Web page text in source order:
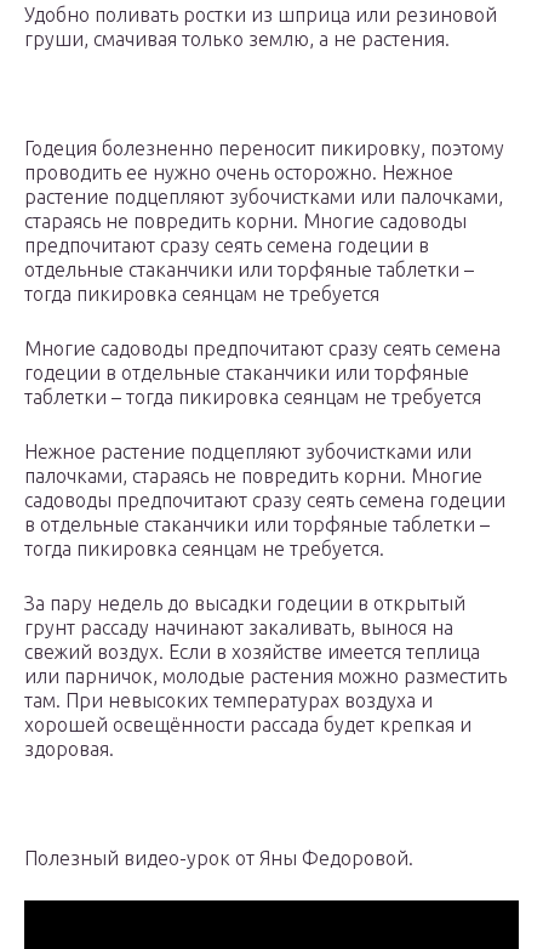
Удобно поливать ростки из шприца или резиновой
груши, смачивая только землю, а не растения.
Годеция болезненно переносит пикировку, поэтому
проводить ее нужно очень осторожно. Нежное
растение подцепляют зубочистками или палочками,
стараясь не повредить корни. Многие садоводы
предпочитают сразу сеять семена годеции в
отдельные стаканчики или торфяные таблетки –
тогда пикировка сеянцам не требуется
Многие садоводы предпочитают сразу сеять семена
годеции в отдельные стаканчики или торфяные
таблетки – тогда пикировка сеянцам не требуется
Нежное растение подцепляют зубочистками или
палочками, стараясь не повредить корни. Многие
садоводы предпочитают сразу сеять семена годеции
в отдельные стаканчики или торфяные таблетки –
тогда пикировка сеянцам не требуется.
За пару недель до высадки годеции в открытый
грунт рассаду начинают закаливать, вынося на
свежий воздух. Если в хозяйстве имеется теплица
или парничок, молодые растения можно разместить
там. При невысоких температурах воздуха и
хорошей освещённости рассада будет крепкая и
здоровая.
Полезный видео-урок от Яны Федоровой.